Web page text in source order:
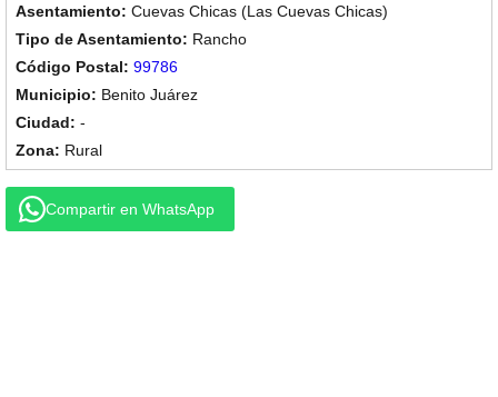
Cuevas Chicas (Las Cuevas Chicas)
Rancho
99786
Benito Juárez
-
Rural
Compartir en WhatsApp